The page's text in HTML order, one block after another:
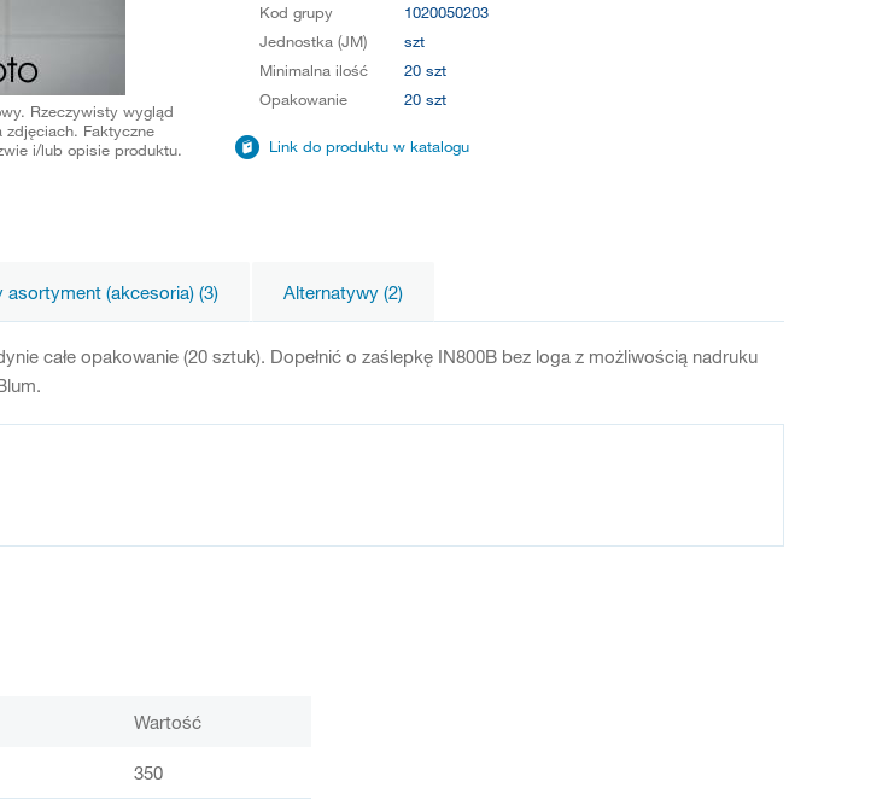
Rzeczywisty wygląd
zdjęciach. Faktyczne
i/lub opisie produktu.
Kod grupy
1020050203
Jednostka (JM)
szt
Minimalna ilość
20 szt
Opakowanie
20 szt
Link do produktu w katalogu
asortyment (akcesoria) (3) Alternatywy (2)
całe opakowanie (20 sztuk). Dopełnić o zaślepkę IN800B bez loga z możliwością nadruku
Wartość
350